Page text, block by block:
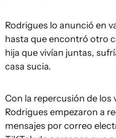
Rodrigues lo anunció en
hasta que encontró otro
hija que vivían juntas,
casa sucia.
Con la repercusión de los
Rodrigues empezaron a
mensajes por correo